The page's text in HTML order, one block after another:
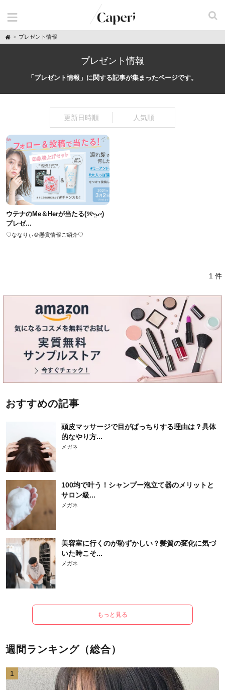
H
o
プレゼント情報
プレゼント情報
「プレゼント情報」に関する記事が集まったページです。
更新日時順 人気順
ウテナのMe＆Herが当たる(୨୧ᵕ̤ᴗᵕ̤)
プレゼ...
♡ななりぃ＠懸賞情報ご紹介♡
1 件
おすすめの記事
頭皮マッサージで目がぱっちりする理由は？具体
的なやり方...
メガネ
100均で叶う！シャンプー泡立て器のメリットと
サロン級...
メガネ
美容室に行くのが恥ずかしい？髪質の変化に気づ
いた時こそ...
メガネ
もっと見る
週間ランキング（総合）
1